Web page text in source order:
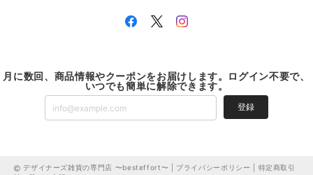
月に数回、商品情報やクーポンをお届けします。ログイン不要で、
いつでも簡単に解除できます。
登録
デザイナーズ雑貨の専門店 〜besteffort〜 | プライバシーポリシー
特定商取引